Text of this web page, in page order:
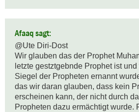
Afaaq sagt:
@Ute Diri-Dost
Wir glauben das der Prophet
letzte gestztgebnde Prophet ist
Siegel der Propheten ernannt
das wir daran glauben, dass kein
erscheinen kann, der nicht durch
Propheten dazu ermächtigt wurde.